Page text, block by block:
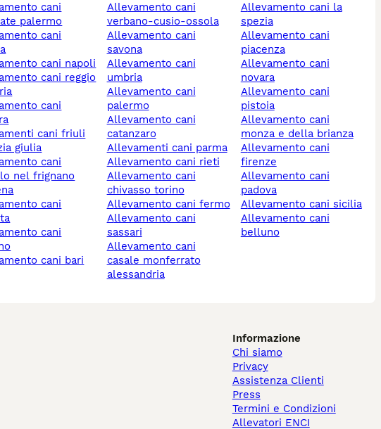
palermo
cani napoli
giulia
nel frignano
cani bari
allevamento cani
verbano-cusio-ossola
allevamento cani
savona
allevamento cani
umbria
allevamento cani
palermo
allevamento cani
catanzaro
allevamenti cani parma
allevamento cani rieti
allevamento cani
chivasso torino
allevamento cani fermo
allevamento cani
sassari
allevamento cani
casale monferrato
alessandria
allevamento cani la
spezia
allevamento cani
piacenza
allevamento cani
novara
allevamento cani
pistoia
allevamento cani
monza e della brianza
allevamento cani
firenze
allevamento cani
padova
allevamento cani sicilia
allevamento cani
belluno
Informazione
Chi siamo
Privacy
Assistenza Clienti
Press
Termini e Condizioni
Allevatori ENCI